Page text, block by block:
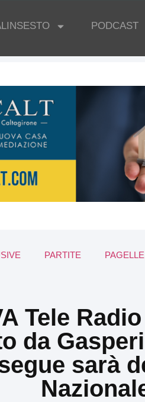
PODCAST
PARTITE PAGELLE
Tele
da
sarà